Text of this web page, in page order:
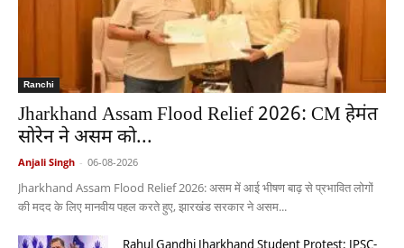
Ranchi
Jharkhand Assam Flood Relief 2026: CM हेमंत
सोरेन ने असम को...
Anjali Singh - 06-08-2026
Jharkhand Assam Flood Relief 2026: असम में आई भीषण बाढ़ से प्रभावित लोगों
की मदद के लिए मानवीय पहल करते हुए, झारखंड सरकार ने असम...
Rahul Gandhi Jharkhand Student Protest: JPSC-